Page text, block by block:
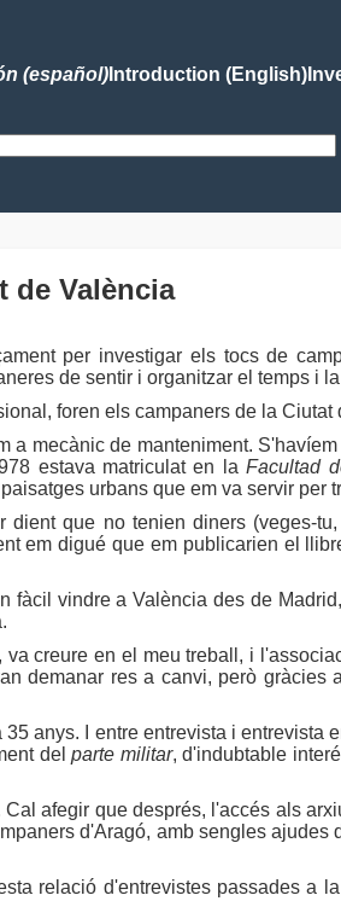
(español)Introduction (English)
de València
per investigar els tocs de
de sentir i organitzar el temps i
foren els campaners de la
a mecànic de manteniment.
estava matriculat en laFacultad
urbans que em va servir per
que no tenien diners (veges-
em digué que em publicarien el
fàcil vindre a València des de
creure en el meu treball, i
demanar res a canvi, però
anys. I entre entrevista i
delparte militar, d'indubtable
afegir que després, l'accés als
d'Aragó, amb sengles ajudes
relació d'entrevistes passades a